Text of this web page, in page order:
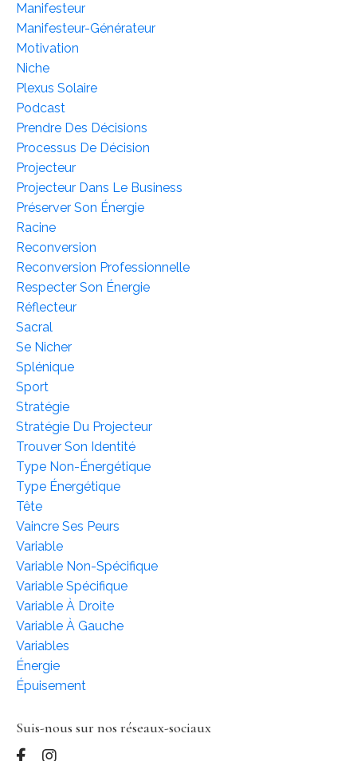
Manifesteur
Manifesteur-Générateur
Motivation
Niche
Plexus Solaire
Podcast
Prendre Des Décisions
Processus De Décision
Projecteur
Projecteur Dans Le Business
Préserver Son Énergie
Racine
Reconversion
Reconversion Professionnelle
Respecter Son Énergie
Réflecteur
Sacral
Se Nicher
Splénique
Sport
Stratégie
Stratégie Du Projecteur
Trouver Son Identité
Type Non-Énergétique
Type Énergétique
Tête
Vaincre Ses Peurs
Variable
Variable Non-Spécifique
Variable Spécifique
Variable À Droite
Variable À Gauche
Variables
Énergie
Épuisement
Suis-nous sur nos réseaux-sociaux